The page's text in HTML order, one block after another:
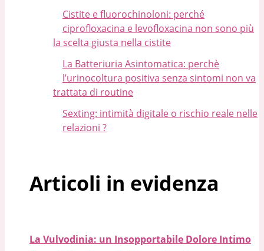
Cistite e fluorochinoloni: perché
ciprofloxacina e levofloxacina non sono più
la scelta giusta nella cistite
La Batteriuria Asintomatica: perchè
l’urinocoltura positiva senza sintomi non va
trattata di routine
Sexting: intimità digitale o rischio reale nelle
relazioni ?
Articoli in evidenza
La Vulvodinia: un Insopportabile Dolore Intimo